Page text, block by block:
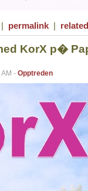
permalink |
KorX p�
- Opptreden